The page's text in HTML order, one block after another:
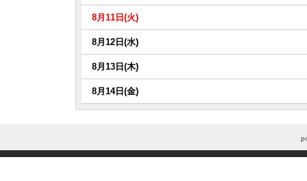
8月11日(火)
8月12日(水)
8月13日(木)
8月14日(金)